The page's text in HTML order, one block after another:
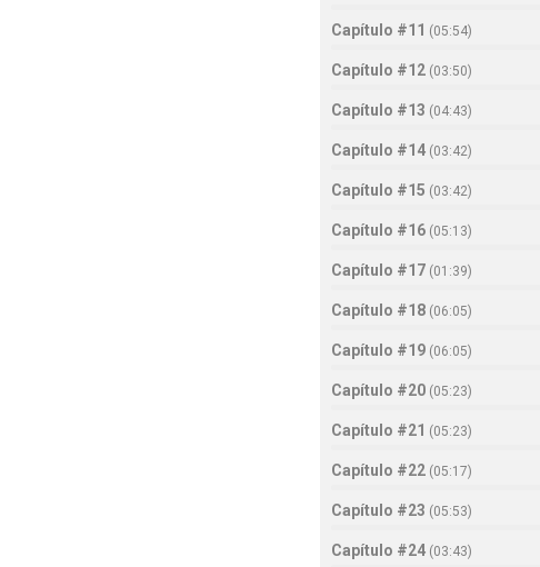
Capítulo #11 (05:54)
Capítulo #12 (03:50)
Capítulo #13 (04:43)
Capítulo #14 (03:42)
Capítulo #15 (03:42)
Capítulo #16 (05:13)
Capítulo #17 (01:39)
Capítulo #18 (06:05)
Capítulo #19 (06:05)
Capítulo #20 (05:23)
Capítulo #21 (05:23)
Capítulo #22 (05:17)
Capítulo #23 (05:53)
Capítulo #24 (03:43)